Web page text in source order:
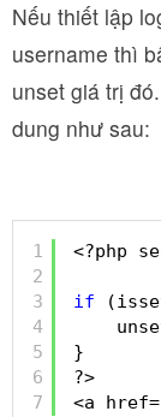
Nếu thiết lập
username thì
unset giá trị
dung như sau:
1
2
3
4
5
6
7
<?php
if
}
?>
<a href=